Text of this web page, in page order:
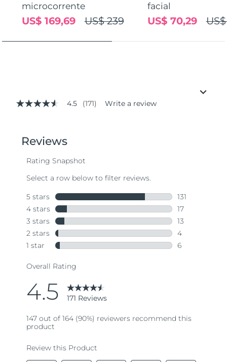
microcorrente
US$ 239
US$ 169,69
facial
US$ 70,29
4.5
stars,
average
value.
171
Same
page
link.
4.5 (171) Write a review